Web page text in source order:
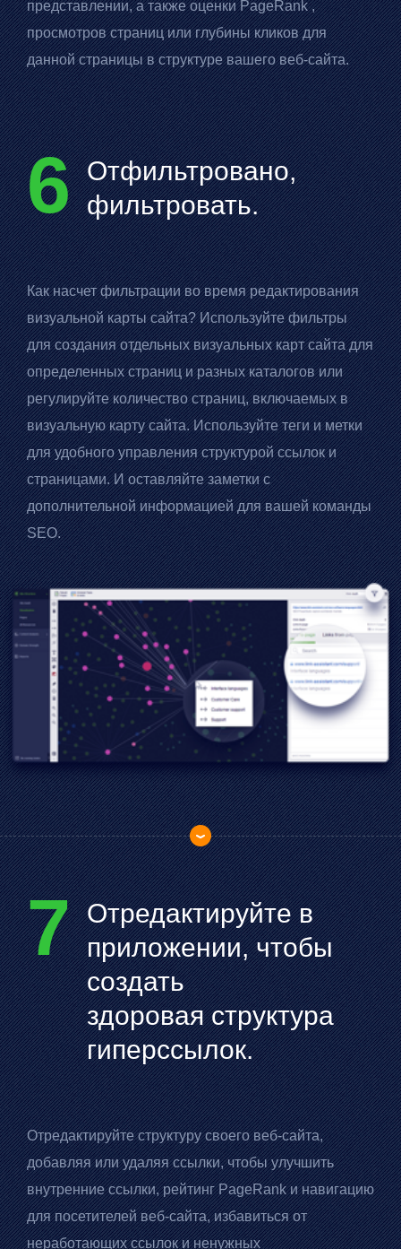
представлении, а также оценкиPageRank,
просмотров страниц или глубины кликов для
данной страницы в структуре вашего веб-сайта.
6 Отфильтровано,
фильтровать.
Как насчет фильтрации во время редактирования
визуальной карты сайта? Используйте фильтры
для создания отдельных визуальных карт сайта для
определенных страниц и разных каталогов или
регулируйте количество страниц, включаемых в
визуальную карту сайта. Используйте теги и метки
для удобного управления структурой ссылок и
страницами. И оставляйте заметки с
дополнительной информацией для вашей команды
SEO.
7 Отредактируйте в
приложении, чтобы
создать
здоровая структура
гиперссылок.
Отредактируйте структуру своего веб-сайта,
добавляя или удаляя ссылки, чтобы улучшить
внутренние ссылки, рейтингPageRankи навигацию
для посетителей веб-сайта, избавиться от
неработающих ссылок и ненужных